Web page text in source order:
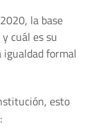
la base
cuál es su
formal
esto